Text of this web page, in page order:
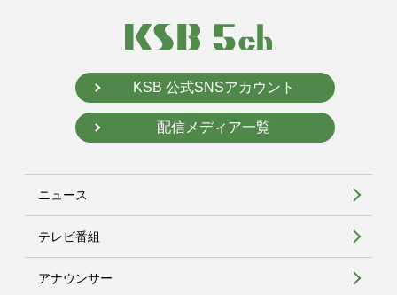
KSB 公式SNSアカウント
配信メディア一覧
ニュース
テレビ番組
アナウンサー